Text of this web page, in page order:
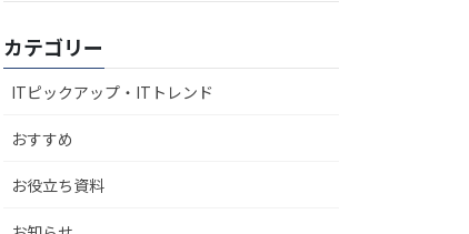
カテゴリー
ITピックアップ・ITトレンド
おすすめ
お役立ち資料